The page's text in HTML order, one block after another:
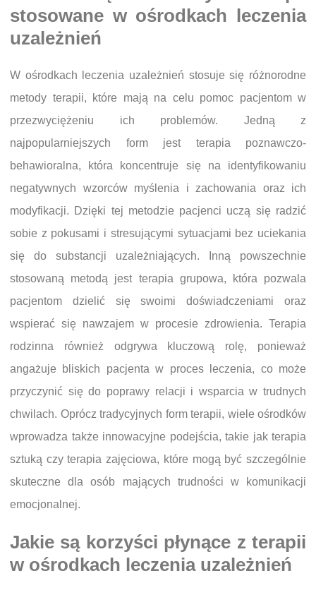
stosowane w ośrodkach leczenia
uzależnień
W ośrodkach leczenia uzależnień stosuje się różnorodne
metody terapii, które mają na celu pomoc pacjentom w
przezwyciężeniu ich problemów. Jedną z
najpopularniejszych form jest terapia poznawczo-
behawioralna, która koncentruje się na identyfikowaniu
negatywnych wzorców myślenia i zachowania oraz ich
modyfikacji. Dzięki tej metodzie pacjenci uczą się radzić
sobie z pokusami i stresującymi sytuacjami bez uciekania
się do substancji uzależniających. Inną powszechnie
stosowaną metodą jest terapia grupowa, która pozwala
pacjentom dzielić się swoimi doświadczeniami oraz
wspierać się nawzajem w procesie zdrowienia. Terapia
rodzinna również odgrywa kluczową rolę, ponieważ
angażuje bliskich pacjenta w proces leczenia, co może
przyczynić się do poprawy relacji i wsparcia w trudnych
chwilach. Oprócz tradycyjnych form terapii, wiele ośrodków
wprowadza także innowacyjne podejścia, takie jak terapia
sztuką czy terapia zajęciowa, które mogą być szczególnie
skuteczne dla osób mających trudności w komunikacji
emocjonalnej.
Jakie są korzyści płynące z terapii
w ośrodkach leczenia uzależnień